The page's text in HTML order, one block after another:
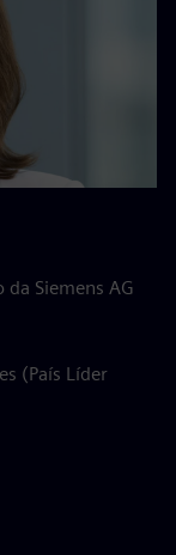
Siemens AG
(País Líder